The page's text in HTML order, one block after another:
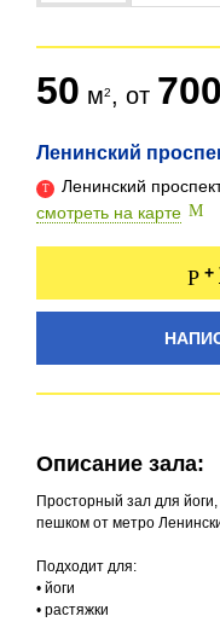
Ленинский
Ленинский
смотреть на карте
50 м , от 700
+
Описание зала:
Просторный зал для
пешком от метро
Подходит для:
• йоги
• растяжки